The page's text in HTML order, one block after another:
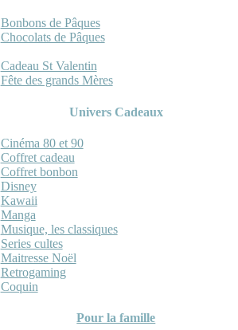
Bonbons de Pâques
Chocolats de Pâques
Cadeau St Valentin
Fête des grands Mères
Univers Cadeaux
Cinéma 80 et 90
Coffret cadeau
Coffret bonbon
Disney
Kawaii
Manga
Musique, les classiques
Series cultes
Maitresse Noël
Retrogaming
Coquin
Pour la famille